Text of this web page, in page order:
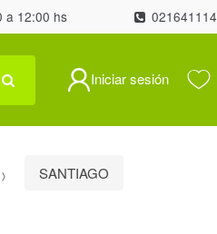
a 12:00 hs 021641114
Iniciar sesión
SANTIAGO